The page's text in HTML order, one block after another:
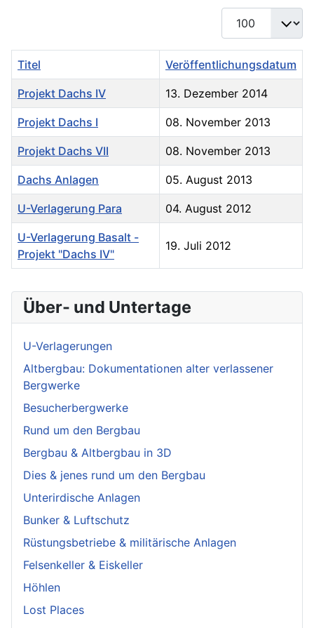
Anzeige #
Titel Veröffentlichungsdatum
Projekt Dachs IV 13. Dezember 2014
Projekt Dachs I 08. November 2013
Projekt Dachs VII 08. November 2013
Dachs Anlagen 05. August 2013
U-Verlagerung Para 04. August 2012
U-Verlagerung Basalt -
Projekt "Dachs IV"
19. Juli 2012
Über- und Untertage
U-Verlagerungen
Altbergbau: Dokumentationen alter verlassener
Bergwerke
Besucherbergwerke
Rund um den Bergbau
Bergbau & Altbergbau in 3D
Dies & jenes rund um den Bergbau
Unterirdische Anlagen
Bunker & Luftschutz
Rüstungsbetriebe & militärische Anlagen
Felsenkeller & Eiskeller
Höhlen
Lost Places